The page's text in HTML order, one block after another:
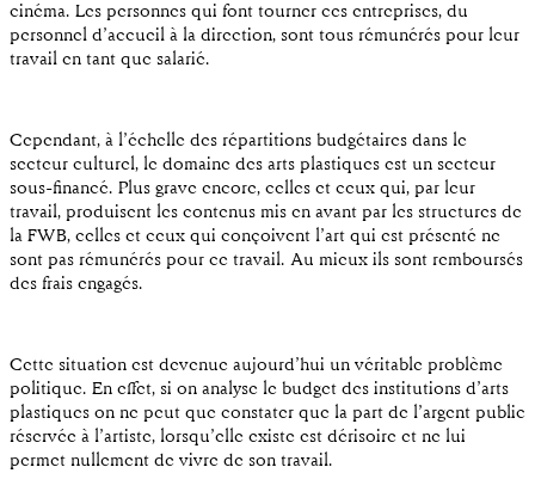
cinéma. Les personnes qui font tourner ces entreprises, du
personnel d’accueil à la direction, sont tous rémunérés pour leur
travail en tant que salarié.
Cependant, à l’échelle des répartitions budgétaires dans le
secteur culturel, le domaine des arts plastiques est un secteur
sous-financé. Plus grave encore, celles et ceux qui, par leur
travail, produisent les contenus mis en avant par les structures de
la FWB, celles et ceux qui conçoivent l’art qui est présenté ne
sont pas rémunérés pour ce travail. Au mieux ils sont remboursés
des frais engagés.
Cette situation est devenue aujourd’hui un véritable problème
politique. En effet, si on analyse le budget des institutions d’arts
plastiques on ne peut que constater que la part de l’argent public
réservée à l’artiste, lorsqu’elle existe est dérisoire et ne lui
permet nullement de vivre de son travail.